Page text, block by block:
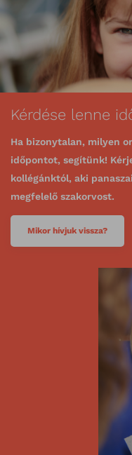
Kérdése lenne
Ha bizonytalan, milyen
időpontot, segítünk!
kollégánktól, aki
megfelelő szakorvost.
Mikor hívjuk vissza?